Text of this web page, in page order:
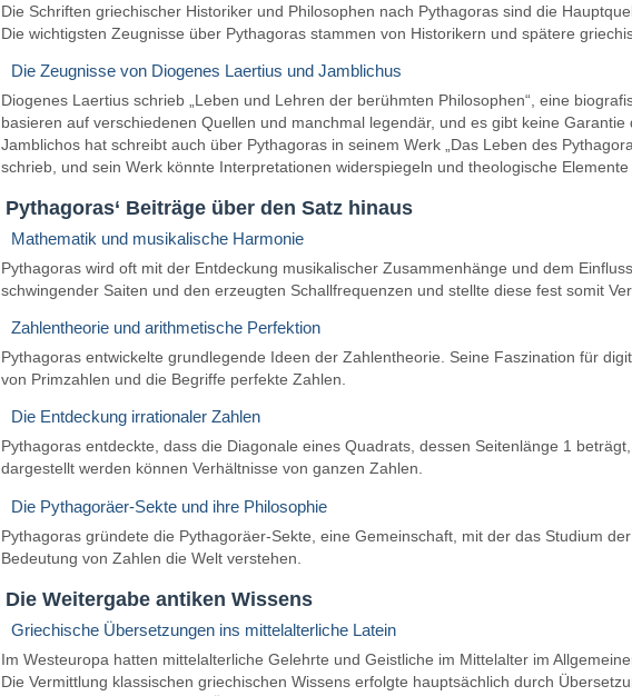
Die Schriften griechischer Historiker und Philosophen nach Pythagoras sind die
Die wichtigsten Zeugnisse über Pythagoras stammen von Historikern und spätere
Die Zeugnisse von Diogenes Laertius und Jamblichus
Diogenes Laertius schrieb „Leben und Lehren der berühmten Philosophen“, eine
basieren auf verschiedenen Quellen und manchmal legendär, und es gibt keine Garantie
Jamblichos hat schreibt auch über Pythagoras in seinem Werk „Das Leben des
schrieb, und sein Werk könnte Interpretationen widerspiegeln und theologische Elemente
Pythagoras‘ Beiträge über den Satz hinaus
Mathematik und musikalische Harmonie
Pythagoras wird oft mit der Entdeckung musikalischer Zusammenhänge und dem
schwingender Saiten und den erzeugten Schallfrequenzen und stellte diese fest somit
Zahlentheorie und arithmetische Perfektion
Pythagoras entwickelte grundlegende Ideen der Zahlentheorie. Seine Faszination für
von Primzahlen und die Begriffe perfekte Zahlen.
Die Entdeckung irrationaler Zahlen
Pythagoras entdeckte, dass die Diagonale eines Quadrats, dessen Seitenlänge 1
dargestellt werden können Verhältnisse von ganzen Zahlen.
Die Pythagoräer-Sekte und ihre Philosophie
Pythagoras gründete die Pythagoräer-Sekte, eine Gemeinschaft, mit der das Studium
Bedeutung von Zahlen die Welt verstehen.
Die Weitergabe antiken Wissens
Griechische Übersetzungen ins mittelalterliche Latein
Im Westeuropa hatten mittelalterliche Gelehrte und Geistliche im Mittelalter im
Die Vermittlung klassischen griechischen Wissens erfolgte hauptsächlich durch